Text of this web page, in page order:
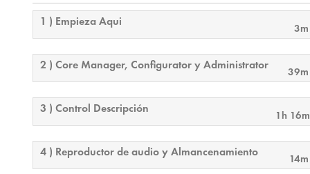
1 ) Empieza Aqui
2 ) Core Manager, Configurator y Administrator
3 ) Control Descripción 1h
4 ) Reproductor de audio y Almancenamiento